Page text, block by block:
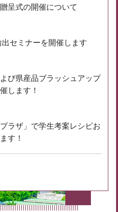
呈式の開催について
セミナーを開催します
び県産品ブラッシュアップ
します！
ラザ」で学生考案レシピお
す！